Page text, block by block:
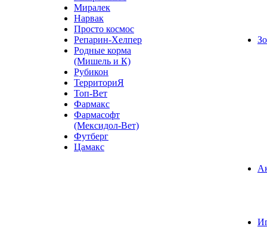
Миралек
Нарвак
Просто космос
Репарин-Хелпер
Родные корма
(Мишель и К)
Рубикон
ТерриториЯ
Топ-Вет
Фармакс
Фармасофт
(Мексидол-Вет)
Футберг
Цамакс